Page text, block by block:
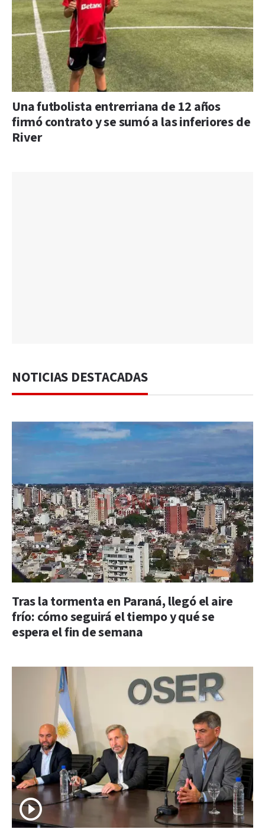
Una futbolista entrerriana de 12 años
firmó contrato y se sumó a las inferiores de
River
NOTICIAS DESTACADAS
Tras la tormenta en Paraná, llegó el aire
frío: cómo seguirá el tiempo y qué se
espera el fin de semana